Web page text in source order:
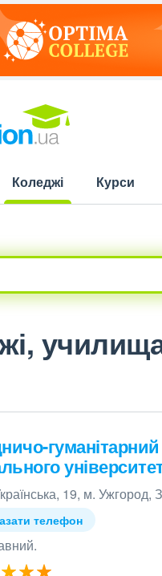
Коледжі
Курси
19, м. Ужгород,
телефон